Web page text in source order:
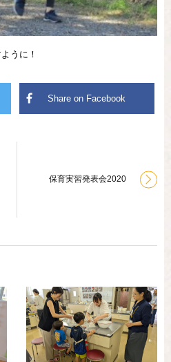
うに！
保育実習発表会2020